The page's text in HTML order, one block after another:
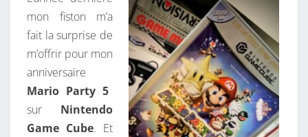
G
E
E
K
.
mon fiston m’a
fait la surprise de
m’offrir pour mon
anniversaire
Mario Party 5
sur Nintendo
Game Cube. Et